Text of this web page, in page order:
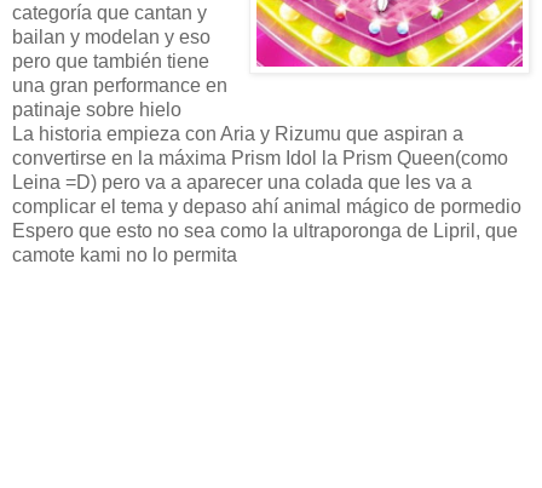
categoría que cantan y
bailan y modelan y eso
pero que también tiene
una gran performance en
patinaje sobre hielo
La historia empieza con Aria y Rizumu que aspiran a
convertirse en la máxima Prism Idol la Prism Queen(como
Leina =D) pero va a aparecer una colada que les va a
complicar el tema y depaso ahí animal mágico de pormedio
Espero que esto no sea como la ultraporonga de Lipril, que
camote kami no lo permita